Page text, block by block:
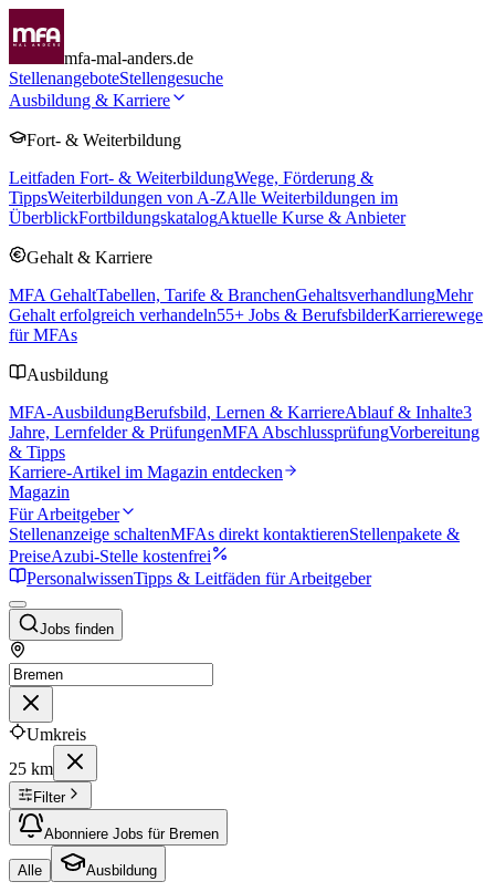
mfa-mal-anders.de
StellenangeboteStellengesuche
Ausbildung & Karriere
Fort- & Weiterbildung
Leitfaden Fort- & WeiterbildungWege, Förderung &
TippsWeiterbildungen von A-ZAlle Weiterbildungen im
ÜberblickFortbildungskatalogAktuelle Kurse & Anbieter
Gehalt & Karriere
MFA GehaltTabellen, Tarife & BranchenGehaltsverhandlungMehr
Gehalt erfolgreich verhandeln55+ Jobs & BerufsbilderKarrierewege
für MFAs
Ausbildung
MFA-AusbildungBerufsbild, Lernen & KarriereAblauf & Inhalte3
Jahre, Lernfelder & PrüfungenMFA AbschlussprüfungVorbereitung
& Tipps
Karriere-Artikel im Magazin entdecken
Magazin
Für Arbeitgeber
Stellenanzeige schaltenMFAs direkt kontaktierenStellenpakete &
PreiseAzubi-Stelle kostenfrei
PersonalwissenTipps & Leitfäden für Arbeitgeber
Jobs finden
Umkreis
25 km
Filter
Abonniere Jobs für Bremen
Alle Ausbildung